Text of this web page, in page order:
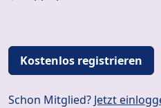
Kostenlos registrieren
Schon Mitglied? Jetzt